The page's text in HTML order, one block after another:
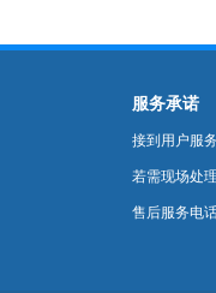
服务承诺
接到用户服
若需现场处
售后服务电